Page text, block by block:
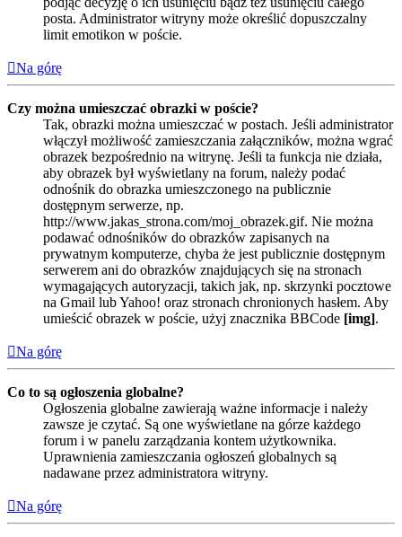
posta. Administrator witryny może określić dopuszczalny
limit emotikon w poście.
Na górę
Czy można umieszczać obrazki w poście?
Tak, obrazki można umieszczać w postach. Jeśli administrator
włączył możliwość zamieszczania załączników, można wgrać
obrazek bezpośrednio na witrynę. Jeśli ta funkcja nie działa,
aby obrazek był wyświetlany na forum, należy podać
odnośnik do obrazka umieszczonego na publicznie
dostępnym serwerze, np.
http://www.jakas_strona.com/moj_obrazek.gif. Nie można
podawać odnośników do obrazków zapisanych na
prywatnym komputerze, chyba że jest publicznie dostępnym
serwerem ani do obrazków znajdujących się na stronach
wymagających autoryzacji, takich jak, np. skrzynki pocztowe
na Gmail lub Yahoo! oraz stronach chronionych hasłem. Aby
umieścić obrazek w poście, użyj znacznika BBCode [img].
Na górę
Co to są ogłoszenia globalne?
Ogłoszenia globalne zawierają ważne informacje i należy
zawsze je czytać. Są one wyświetlane na górze każdego
forum i w panelu zarządzania kontem użytkownika.
Uprawnienia zamieszczania ogłoszeń globalnych są
nadawane przez administratora witryny.
Na górę